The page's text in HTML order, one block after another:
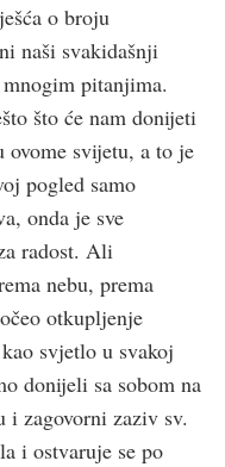
o broju
naši svakidašnji
pitanjima.
što će nam donijeti
ovome svijetu, a to je
pogled samo
onda je sve
radost. Ali
nebu, prema
otkupljenje
svjetlo u svakoj
donijeli sa sobom na
i zagovorni zaziv sv.
i ostvaruje se po